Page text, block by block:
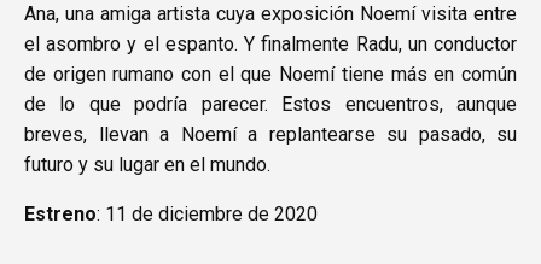
Ana, una amiga artista cuya exposición Noemí visita entre
el asombro y el espanto. Y finalmente Radu, un conductor
de origen rumano con el que Noemí tiene más en común
de lo que podría parecer. Estos encuentros, aunque
breves, llevan a Noemí a replantearse su pasado, su
futuro y su lugar en el mundo.
Estreno: 11 de diciembre de 2020